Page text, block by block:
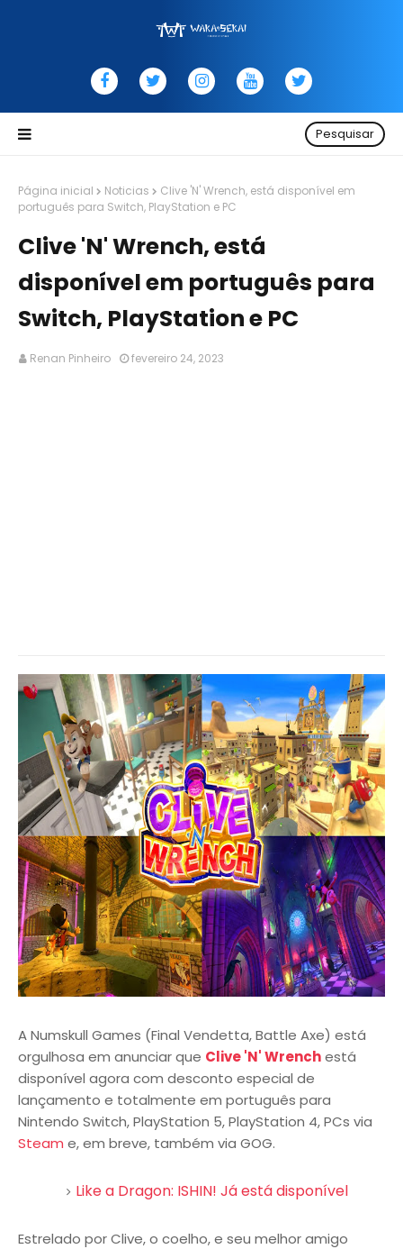
Pesquisar
Página inicial Noticias
Clive 'N' Wrench, está disponível em
português para Switch, PlayStation e PC
Clive 'N' Wrench, está
disponível em português para
Switch, PlayStation e PC
Renan Pinheiro fevereiro 24, 2023
A Numskull Games (Final Vendetta, Battle Axe) está
orgulhosa em anunciar que Clive 'N' Wrenchestá
disponível agora com desconto especial de
lançamento e totalmente em português para
Nintendo Switch, PlayStation 5, PlayStation 4, PCs via
Steam e, em breve, também via GOG.
Like a Dragon: ISHIN! Já está disponível
Estrelado por Clive, o coelho, e seu melhor amigo